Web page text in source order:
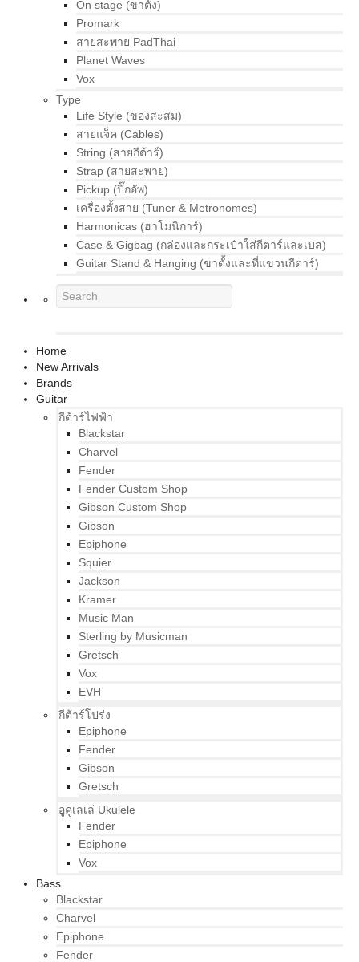
On stage (ขาตั้ง)
Promark
สายสะพาย PadThai
Planet Waves
Vox
Type
Life Style (ของสะสม)
สายแจ็ค (Cables)
String (สายกีต้าร์)
Strap (สายสะพาย)
Pickup (ปิ๊กอัพ)
เครื่องตั้งสาย (Tuner & Metronomes)
Harmonicas (ฮาโมนิการ์)
Case & Gigbag (กล่องและกระเป๋าใส่กีตาร์และเบส)
Guitar Stand & Hanging (ขาตั้งและที่แขวนกีตาร์)
Home
New Arrivals
Brands
Guitar
กีต้าร์ไฟฟ้า
Blackstar
Charvel
Fender
Fender Custom Shop
Gibson Custom Shop
Gibson
Epiphone
Squier
Jackson
Kramer
Music Man
Sterling by Musicman
Gretsch
Vox
EVH
กีต้าร์โปร่ง
Epiphone
Fender
Gibson
Gretsch
อูคูเลเล่ Ukulele
Fender
Epiphone
Vox
Bass
Blackstar
Charvel
Epiphone
Fender